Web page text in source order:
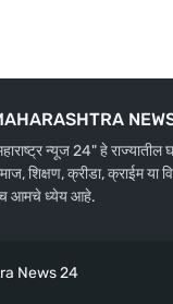
न्यूज 24" हे
शिक्षण, क्रीडा, क्राईम या
आमचे ध्येय आहे.
News 24